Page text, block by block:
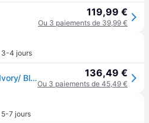
119,99 €
Ou 3 paiements de 39,99 €
3-4 jours
Sneakers On W Cloud X 4 Ivory/ Black EUR 38 136,49 €
Ou 3 paiements de 45,49 €
5-7 jours